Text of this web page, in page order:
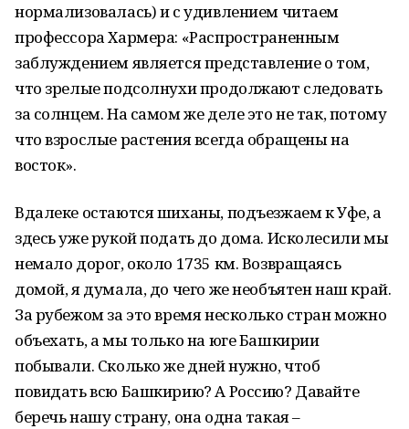
нормализовалась) и с удивлением читаем
профессора Хармера: «Распространенным
заблуждением является представление о том,
что зрелые подсолнухи продолжают следовать
за солнцем. На самом же деле это не так, потому
что взрослые растения всегда обращены на
восток».
Вдалеке остаются шиханы, подъезжаем к Уфе, а
здесь уже рукой подать до дома. Исколесили мы
немало дорог, около 1735 км. Возвращаясь
домой, я думала, до чего же необъятен наш край.
За рубежом за это время несколько стран можно
объехать, а мы только на юге Башкирии
побывали. Сколько же дней нужно, чтоб
повидать всю Башкирию? А Россию? Давайте
беречь нашу страну, она одна такая –